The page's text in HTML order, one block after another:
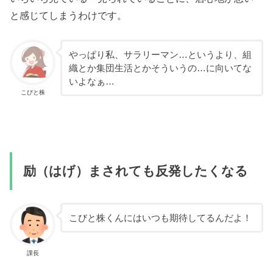
と感じてしまうわけです。
こびと株
やっぱり私、サラリーマン…というより、組
織とか集団生活とかそういうの…に向いてな
いよなぁ…
励（はげ）まされても反発したくなる
課長
こびと株くんにはいつも期待してるんだよ！